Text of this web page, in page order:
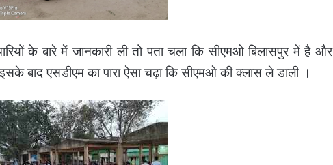
के बारे में जानकारी ली तो पता चला कि सीएमओ बिलासपुर में है और
बाद एसडीएम का पारा ऐसा चढ़ा कि सीएमओ की क्लास ले डाली ।